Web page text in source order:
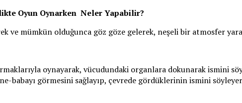
Oyun Oynarken Neler Yapabilir?
ve mümkün olduğunca göz göze gelerek, neşeli bir atmosfer
oynayarak, vücudundaki organlara dokunarak ismini
babayı görmesini sağlayıp, çevrede gördüklerinin ismini